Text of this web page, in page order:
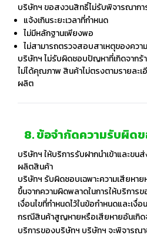
บริษัทฯ ขอสงวนสิทธิ์ไม่รับพิจารณากา
แจ้งเกินระยะเวลาที่กำหนด
ไม่มีหลักฐานเพียงพอ
ไม่สามารถตรวจสอบสาเหตุของควา
บริษัทฯ ไม่รับผิดชอบปัญหาที่เกิดจากร้
ไม่ได้คุณภาพ สินค้าไม่ตรงตามรายละ
ผลิต
8. ข้อจำกัดความรับผิด
บริษัทฯ ให้บริการรับฝากนำเข้าและขน
ผลิตสินค้า
บริษัทฯ รับผิดชอบเฉพาะความเสียหา
ขึ้นจากความผิดพลาดในการให้บริการ
เงื่อนไขที่กำหนดไว้ในข้อกำหนดและเงื่
กรณีสินค้าสูญหายหรือเสียหายอันเกิด
บริการของบริษัทฯ บริษัทฯ จะพิจารณา